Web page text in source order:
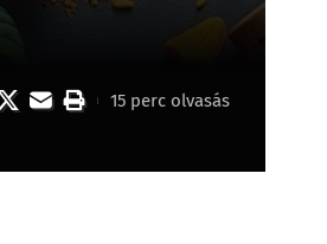
15 perc olvasás